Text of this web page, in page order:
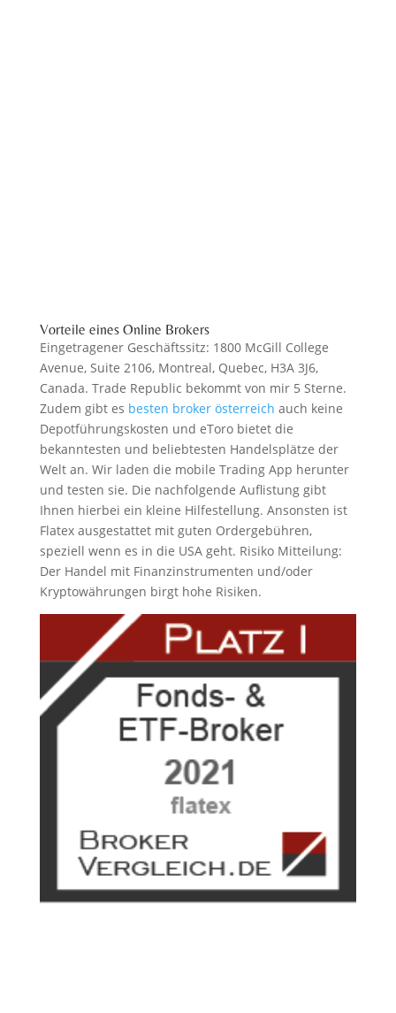
Vorteile eines Online Brokers
Eingetragener Geschäftssitz: 1800 McGill College
Avenue, Suite 2106, Montreal, Quebec, H3A 3J6,
Canada. Trade Republic bekommt von mir 5 Sterne.
Zudem gibt es besten broker österreich auch keine
Depotführungskosten und eToro bietet die
bekanntesten und beliebtesten Handelsplätze der
Welt an. Wir laden die mobile Trading App herunter
und testen sie. Die nachfolgende Auflistung gibt
Ihnen hierbei ein kleine Hilfestellung. Ansonsten ist
Flatex ausgestattet mit guten Ordergebühren,
speziell wenn es in die USA geht. Risiko Mitteilung:
Der Handel mit Finanzinstrumenten und/oder
Kryptowährungen birgt hohe Risiken.